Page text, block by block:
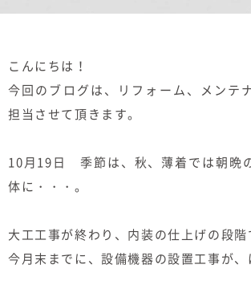
実例集・お客様の声
家づくりについて
むぎくらについて
ニュース ブ
オーナー様Q&A
こんにちは！
今回のブログは、リフォーム、メンテ
担当させて頂きます。
10月19日 季節は、秋、薄着では朝晩
体に・・・。
大工工事が終わり、内装の仕上げの段階
今月末までに、設備機器の設置工事が、